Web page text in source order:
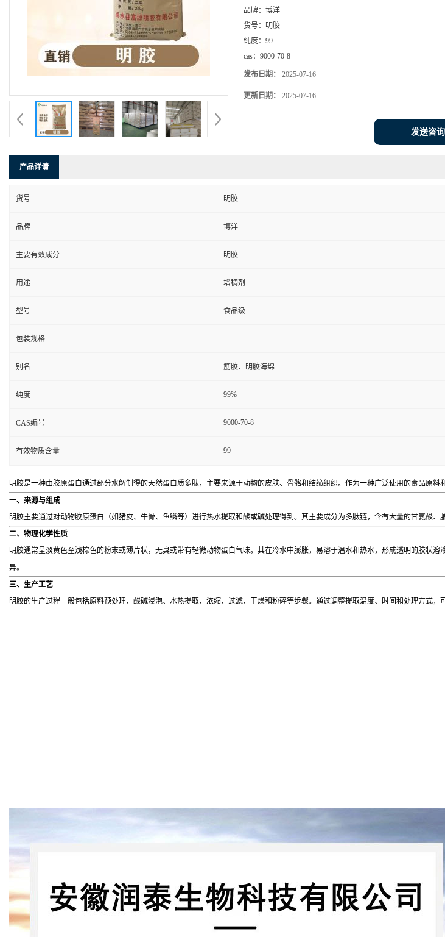
品牌： 博洋
货号： 明胶
纯度： 99
cas： 9000-70-8
发布日期： 2025-07-16
更新日期： 2025-07-16
发送咨
产品详请
货号 明胶
品牌 博洋
主要有效成分 明胶
用途 增稠剂
型号 食品级
包装规格
别名 筋胶、明胶海绵
纯度 99%
CAS编号 9000-70-8
有效物质含量 99
明胶是一种由胶原蛋白通过部分水解制得的天然蛋白质多肽，主要来源于动物的皮肤、骨骼和结缔组织。作为一种广泛使用的食品原
一、来源与组成
明胶主要通过对动物胶原蛋白（如猪皮、牛骨、鱼鳞等）进行热水提取和酸或碱处理得到。其主要成分为多肽链，含有大量的甘氨酸
二、物理化学性质
明胶通常呈淡黄色至浅棕色的粉末或薄片状，无臭或带有轻微动物蛋白气味。其在冷水中膨胀，易溶于温水和热水，形成透明的胶状
异。
三、生产工艺
明胶的生产过程一般包括原料预处理、酸碱浸泡、水热提取、浓缩、过滤、干燥和粉碎等步骤。通过调整提取温度、时间和处理方式